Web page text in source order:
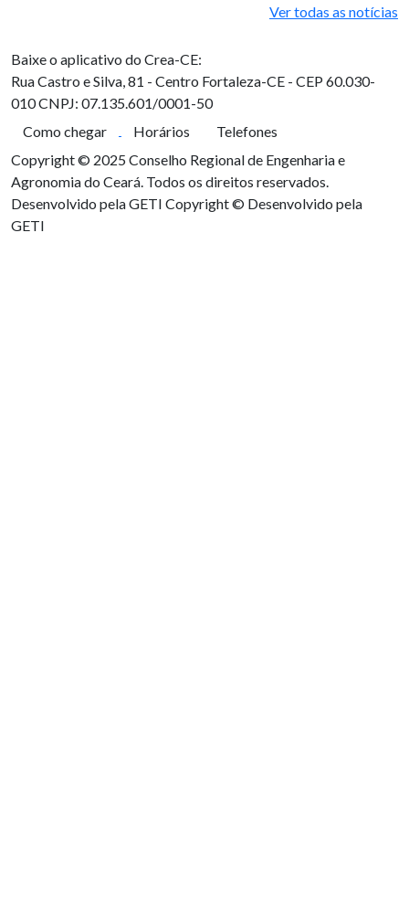
Ver todas as notícias
Baixe o aplicativo do Crea-CE:
Rua Castro e Silva, 81 - Centro Fortaleza-CE - CEP 60.030-
010CNPJ: 07.135.601/0001-50
Como chegar
Horários
Telefones
Copyright © 2025 Conselho Regional de Engenharia e
Agronomia do Ceará. Todos os direitos reservados.
Desenvolvido pela GETI Copyright © Desenvolvido pela
GETI